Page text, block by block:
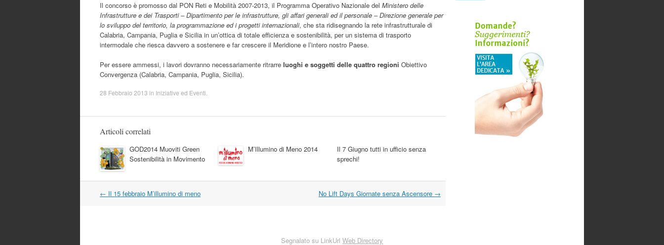
Il concorso è promosso dal PON Reti e Mobilità 2007-2013, il Programma Operativo Nazionale del Ministero delle
Infrastrutture e dei Trasporti – Dipartimento per le infrastrutture, gli affari generali ed il personale – Direzione generale per
lo sviluppo del territorio, la programmazione ed i progetti internazionali, che sta ridisegnando la rete infrastrutturale di
Calabria, Campania, Puglia e Sicilia in un’ottica di totale efficienza e sostenibilità, per un sistema di trasporto
intermodale che riesca davvero a sostenere e far crescere il Meridione e l’intero nostro Paese.
Per essere ammessi, i lavori dovranno necessariamente ritrarre luoghi e soggetti delle quattro regioni Obiettivo
Convergenza (Calabria, Campania, Puglia, Sicilia).
28 Febbraio 2013 in Iniziative ed Eventi
Articoli correlati
GOD2014 Muoviti Green
Sostenibilità in Movimento
M’Illumino di Meno 2014
Il 7 Giugno tutti in ufficio senza
sprechi!
Navigazione
← Il 15 febbraio M’illumino di meno No Lift Days Giornate senza Ascensore →
Segnalato su LinkUrl Web Directory